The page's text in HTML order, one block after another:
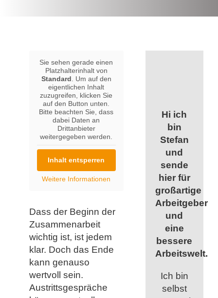
Sie sehen gerade einen
Platzhalterinhalt von
Standard . Um auf den
eigentlichen Inhalt
zuzugreifen, klicken Sie
auf den Button unten.
Bitte beachten Sie, dass
dabei Daten an
Drittanbieter
weitergegeben werden.
Inhalt entsperren
Weitere Informationen
Dass der Beginn der
Zusammenarbeit
wichtig ist, ist jedem
klar. Doch das Ende
kann genauso
wertvoll sein.
Austrittsgespräche
Hi ich
bin
Stefan
und
sende
hier für
großartige
Arbeitgeber
und
eine
bessere
Arbeitswelt.
Ich bin
selbst